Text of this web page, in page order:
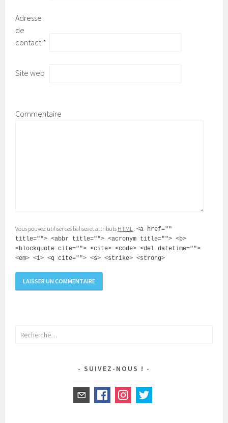
Adresse
de
contact *
Site web
Commentaire
Vous pouvez utiliser ces balises et attributs HTML :<a href=""
title=""> <abbr title=""> <acronym title=""> <b>
<blockquote cite=""> <cite> <code> <del datetime="">
<em> <i> <q cite=""> <s> <strike> <strong>
Rechercher :
SUIVEZ-NOUS !